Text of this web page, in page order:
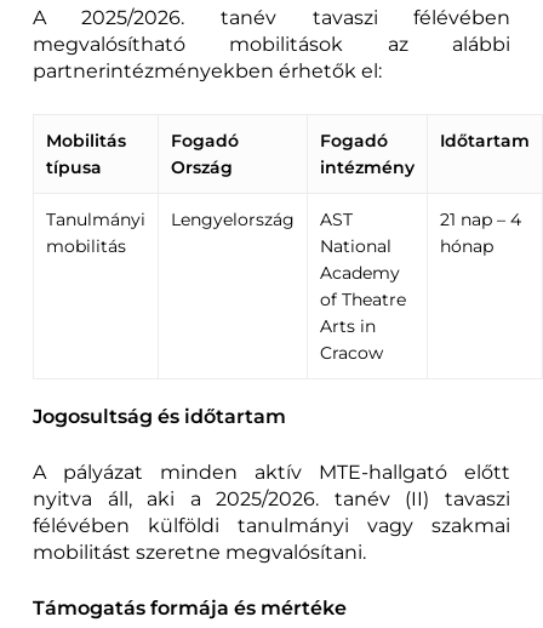
A 2025/2026. tanév tavaszi félévében
megvalósítható mobilitások az alábbi
partnerintézményekben érhetők el:
Mobilitás
típusa
Fogadó
Ország
Fogadó
intézmény
Időtartam
Tanulmányi
mobilitás
Lengyelország
AST
National
Academy
of Theatre
Arts in
Cracow
21 nap – 4
hónap
Jogosultság és időtartam
A pályázat minden aktív MTE-hallgató előtt
nyitva áll, aki a 2025/2026. tanév (II) tavaszi
félévében külföldi tanulmányi vagy szakmai
mobilitást szeretne megvalósítani.
Támogatás formája és mértéke